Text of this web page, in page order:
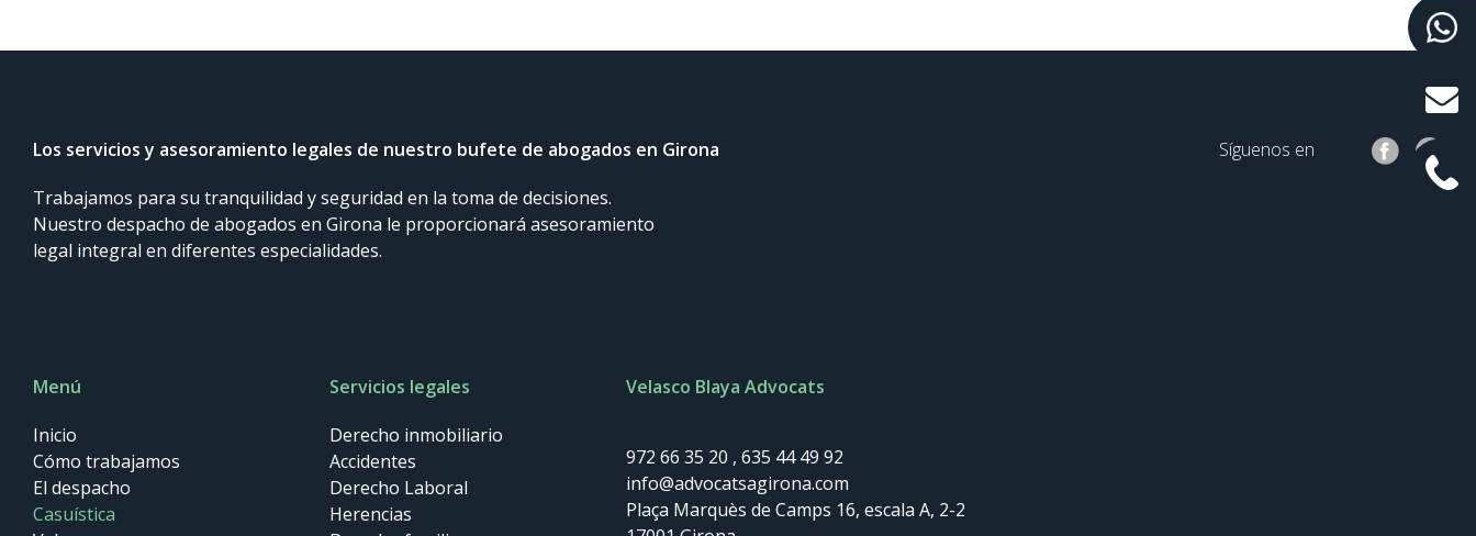
Los servicios y asesoramiento legales de nuestro bufete de abogados en Girona
Trabajamos para su tranquilidad y seguridad en la toma de decisiones.
Nuestro despacho de abogados en Girona le proporcionará asesoramiento
legal integral en diferentes especialidades.
Síguenos en
Menú
Inicio
Cómo trabajamos
El despacho
Casuística
Servicios legales
Derecho inmobiliario
Accidentes
Derecho Laboral
Herencias
Velasco Blaya Advocats
972 66 35 20 , 635 44 49 92
info@advocatsagirona.com
Plaça Marquès de Camps 16, escala A, 2-2